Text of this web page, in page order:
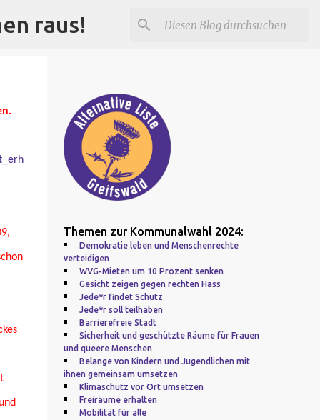
raus!
Themen zur Kommunalwahl 2024:
Demokratie leben und Menschenrechte
verteidigen
WVG-Mieten um 10 Prozent senken
Gesicht zeigen gegen rechten Hass
Jede*r findet Schutz
Jede*r soll teilhaben
Barrierefreie Stadt
Sicherheit und geschützte Räume für Frauen
und queere Menschen
Belange von Kindern und Jugendlichen mit
ihnen gemeinsam umsetzen
Klimaschutz vor Ort umsetzen
Freiräume erhalten
Mobilität für alle